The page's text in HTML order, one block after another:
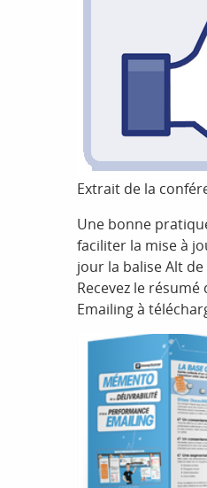
Extrait de la
Une bonne
faciliter la mise à
jour la balise Alt
Recevez le
Emailing à